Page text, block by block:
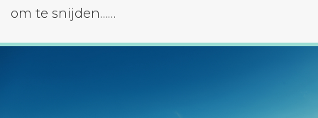
om te snijden……